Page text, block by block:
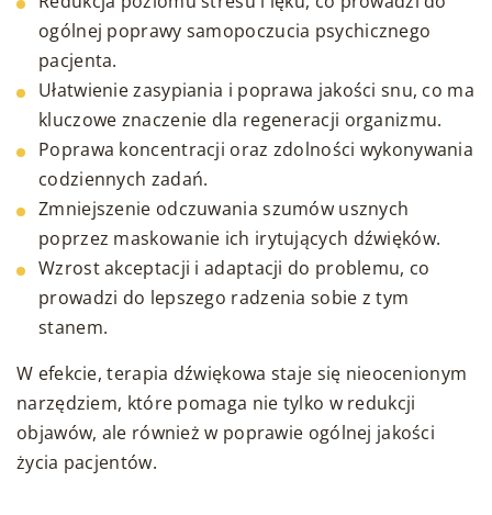
ogólnej poprawy samopoczucia psychicznego
pacjenta.
Ułatwienie zasypiania i poprawa jakości snu, co ma
kluczowe znaczenie dla regeneracji organizmu.
Poprawa koncentracji oraz zdolności wykonywania
codziennych zadań.
Zmniejszenie odczuwania szumów usznych
poprzez maskowanie ich irytujących dźwięków.
Wzrost akceptacji i adaptacji do problemu, co
prowadzi do lepszego radzenia sobie z tym
stanem.
W efekcie, terapia dźwiękowa staje się nieocenionym
narzędziem, które pomaga nie tylko w redukcji
objawów, ale również w poprawie ogólnej jakości
życia pacjentów.